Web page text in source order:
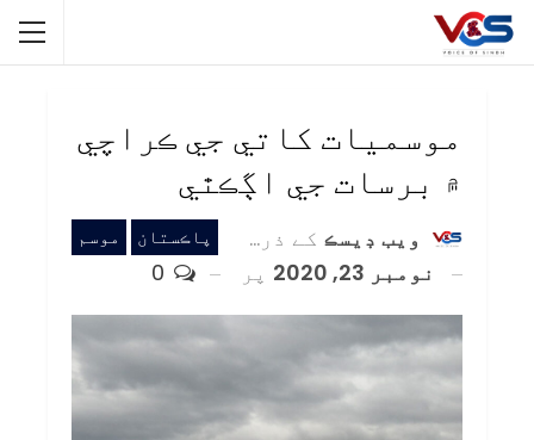
موسميات کاتي جي ڪراچي
۾ برسات جي اڳڪٿي
پاڪستان موسم ويب ڊيسڪ کے ذریعہ
نومبر 23, 2020
پر